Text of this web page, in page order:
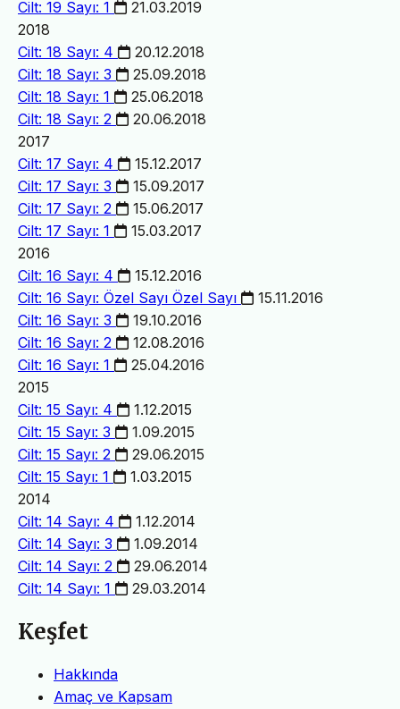
Cilt: 19 Sayı: 1
21.03.2019
2018
Cilt: 18 Sayı: 4
20.12.2018
Cilt: 18 Sayı: 3
25.09.2018
Cilt: 18 Sayı: 1
25.06.2018
Cilt: 18 Sayı: 2
20.06.2018
2017
Cilt: 17 Sayı: 4
15.12.2017
Cilt: 17 Sayı: 3
15.09.2017
Cilt: 17 Sayı: 2
15.06.2017
Cilt: 17 Sayı: 1
15.03.2017
2016
Cilt: 16 Sayı: 4
15.12.2016
Cilt: 16 Sayı: Özel Sayı Özel Sayı
15.11.2016
Cilt: 16 Sayı: 3
19.10.2016
Cilt: 16 Sayı: 2
12.08.2016
Cilt: 16 Sayı: 1
25.04.2016
2015
Cilt: 15 Sayı: 4
1.12.2015
Cilt: 15 Sayı: 3
1.09.2015
Cilt: 15 Sayı: 2
29.06.2015
Cilt: 15 Sayı: 1
1.03.2015
2014
Cilt: 14 Sayı: 4
1.12.2014
Cilt: 14 Sayı: 3
1.09.2014
Cilt: 14 Sayı: 2
29.06.2014
Cilt: 14 Sayı: 1
29.03.2014
Keşfet
Hakkında
Amaç ve Kapsam